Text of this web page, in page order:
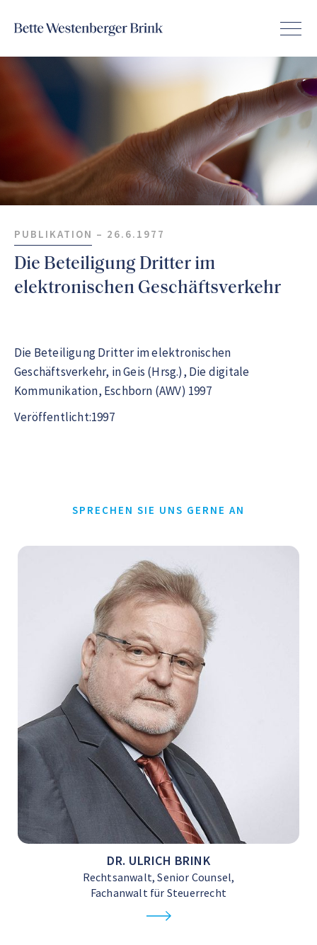
PUBLIKATION – 26.6.1977
Die Beteiligung Dritter im
elektronischen Geschäftsverkehr
Die Beteiligung Dritter im elektronischen
Geschäftsverkehr, in Geis (Hrsg.), Die digitale
Kommunikation, Eschborn (AWV) 1997
Veröffentlicht:1997
SPRECHEN SIE UNS GERNE AN
DR. ULRICH BRINK
Rechtsanwalt, Senior Counsel,
Fachanwalt für Steuerrecht